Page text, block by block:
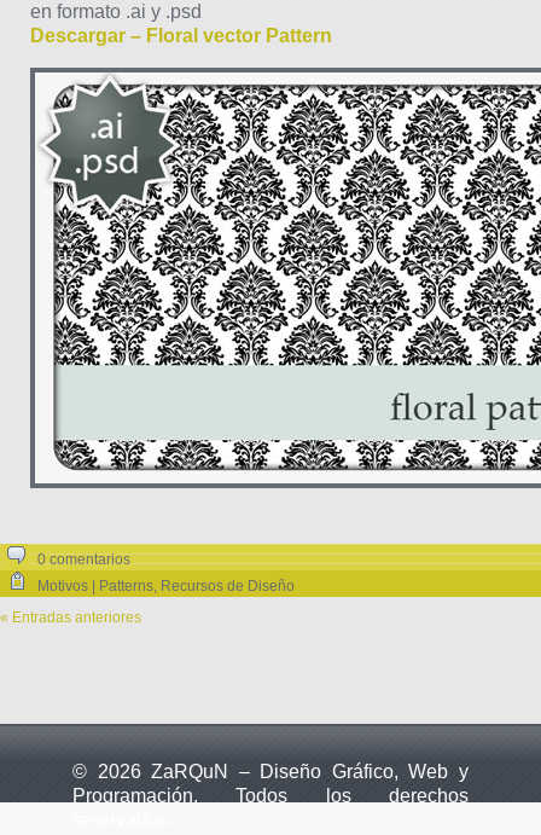
en formato .ai y .psd
Descargar – Floral vector Pattern
0 comentarios
Motivos | Patterns, Recursos de Diseño
« Entradas anteriores
© 2026 ZaRQuN – Diseño Gráfico, Web y
Programación. Todos los derechos